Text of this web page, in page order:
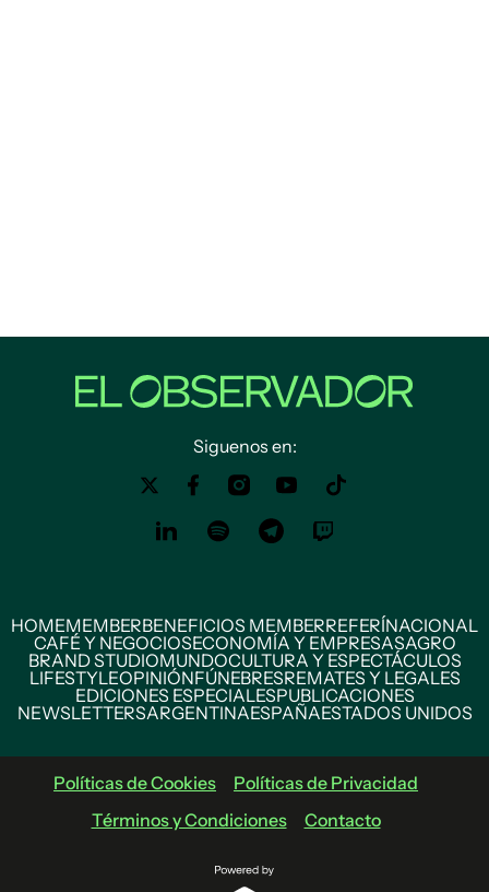
Siguenos en:
HOMEMEMBERBENEFICIOS MEMBERREFERÍNACIONAL
CAFÉ Y NEGOCIOSECONOMÍA Y EMPRESASAGRO
BRAND STUDIOMUNDOCULTURA Y ESPECTÁCULOS
LIFESTYLEOPINIÓNFÚNEBRESREMATES Y LEGALES
EDICIONES ESPECIALESPUBLICACIONES
NEWSLETTERSARGENTINAESPAÑAESTADOS UNIDOS
Políticas de Cookies
Políticas de Privacidad
Términos y Condiciones
Contacto